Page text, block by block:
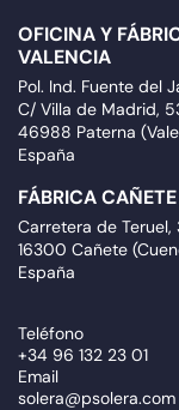
OFICINA Y
VALENCIA
Pol. Ind. Fuente del
C/ Villa de Madrid,
46988 Paterna
España
FÁBRICA CAÑETE
Carretera de Teruel,
16300 Cañete
España
Teléfono
+34 96 132 23 01
Email
solera@psolera.com